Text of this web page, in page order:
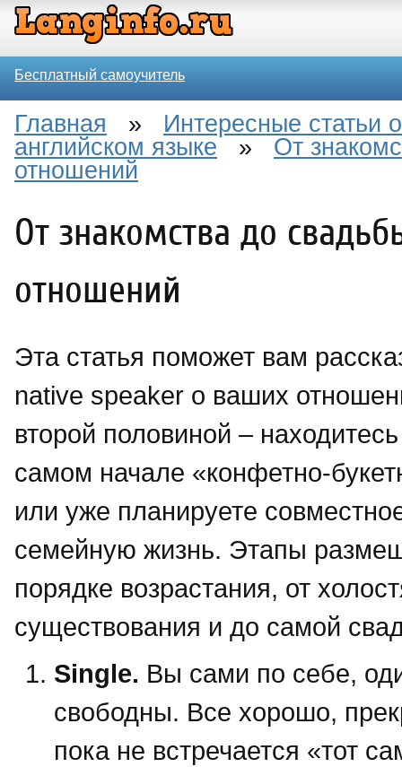
Бесплатный самоучитель
Главная » Интересные статьи
английском языке » От
отношений
От знакомства до
отношений
Эта статья поможет вам
native speaker о ваших
второй половиной –
самом начале «конфетно-
или уже планируете
семейную жизнь. Этапы
порядке возрастания, от
существования и до самой
Single. Вы сами по себе,
свободны. Все хорошо,
пока не встречается «тот